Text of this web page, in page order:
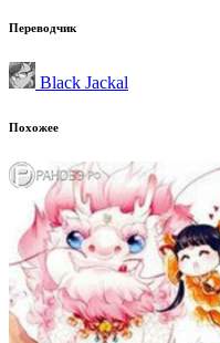
Переводчик
Black Jackal
Похожее